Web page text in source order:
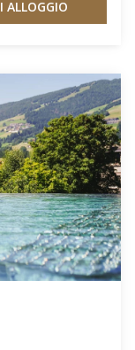
ALLOGGIO